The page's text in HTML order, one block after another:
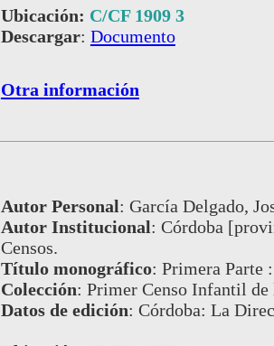
Ubicación: C/CF 1909 3
Descargar: Documento
Otra información
Autor Personal: García Delgado,
Autor Institucional: Córdoba
Censos.
Título monográfico: Primera Parte
Colección: Primer Censo Infantil de
Datos de edición: Córdoba: La